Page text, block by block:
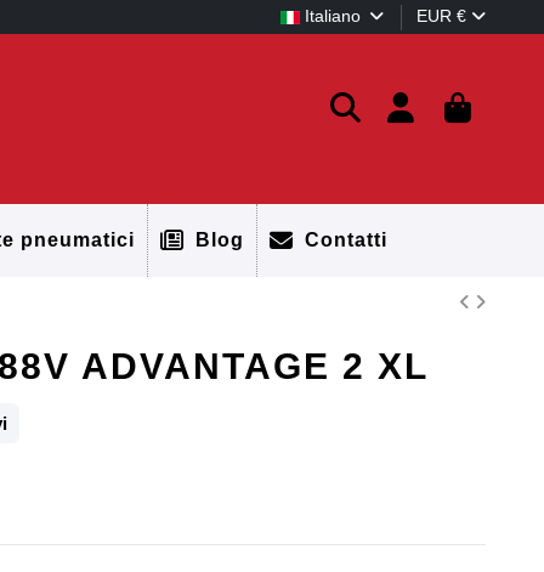
Italiano EUR €
pneumatici Blog Contatti
ADVANTAGE 2 XL